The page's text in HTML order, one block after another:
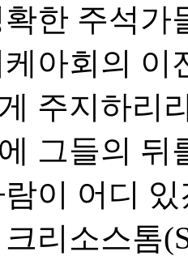
한 주석가
아회의 이
주지하리
그들의 뒤
이 어디 있
리소스톰